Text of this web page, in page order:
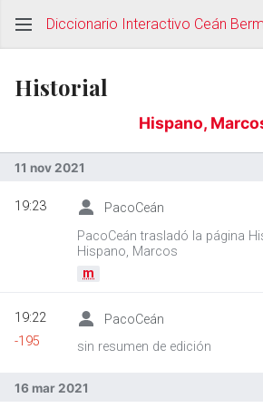
Diccionario Interactivo Ceán
Historial
Hispano,
11 nov 2021
PacoCeán
PacoCeán trasladó la página
Hispano, Marcos
m
19:23
PacoCeán
sin resumen de edición
19:22
-195
16 mar 2021